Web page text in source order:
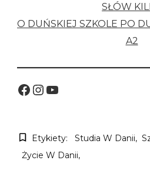
SŁÓW
O DUŃSKIEJ SZKOLE PO
A2
Facebook
Instagram
YouTube
Etykiety: Studia W Danii
Życie W Danii